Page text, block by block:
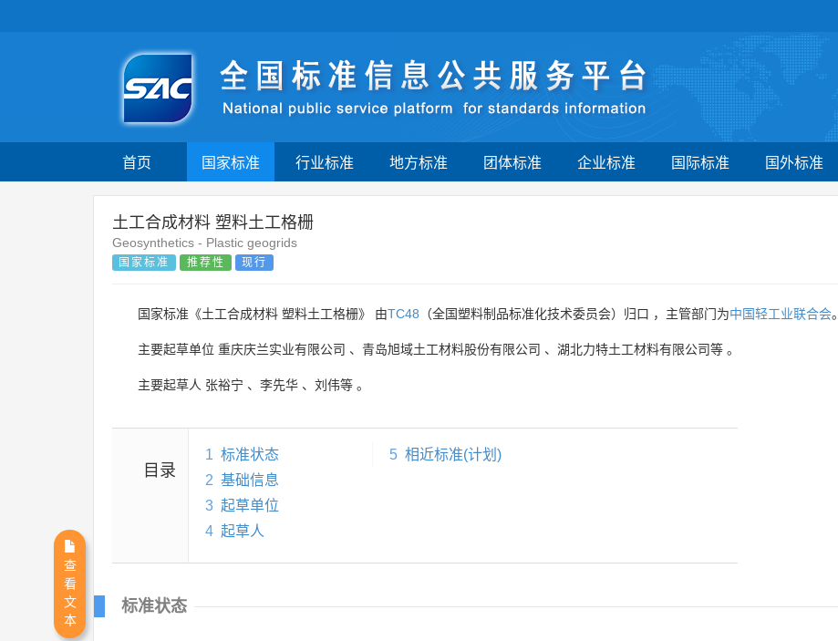
首页 国家标准 行业标准 地方标准 团体标准 企业标准 国际标准 国外标准
土工合成材料 塑料土工格栅
Geosynthetics - Plastic geogrids
国家标准 推荐性 现行
国家标准《土工合成材料 塑料土工格栅》 由TC48 （全国塑料制品标准化技术委员会）归口 ，主管部门为中国轻工业联合会。
主要起草单位 重庆庆兰实业有限公司 、 青岛旭域土工材料股份有限公司 、 湖北力特土工材料有限公司等 。
主要起草人 张裕宁 、 李先华 、 刘伟等 。
目录
1 标准状态
2 基础信息
3 起草单位
4 起草人
5 相近标准(计划)
标准状态
查
看
文
本